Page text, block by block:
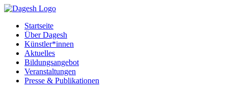
Startseite
Über Dagesh
Künstler*innen
Aktuelles
Bildungsangebot
Veranstaltungen
Presse & Publikationen